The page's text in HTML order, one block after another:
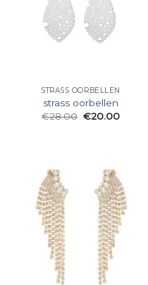
STRASS OORBELLEN
strass oorbellen
€28.00 €20.00